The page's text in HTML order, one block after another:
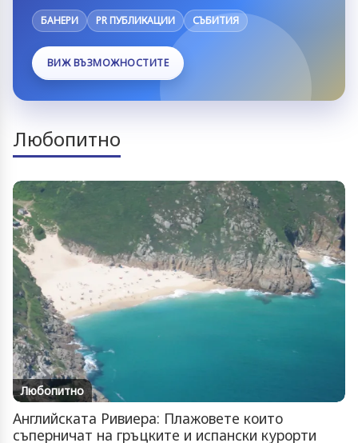
БАНЕРИ PR ПУБЛИКАЦИИ СЪБИТИЯ
ВИЖ ВЪЗМОЖНОСТИТЕ
Любопитно
Любопитно
Английската Ривиера: Плажовете които
съперничат на гръцките и испански курорти